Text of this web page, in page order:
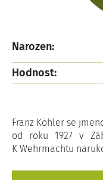
Narozen:
Hodnost:
Franz Köhler se
od roku 1927 v
K Wehrmachtu